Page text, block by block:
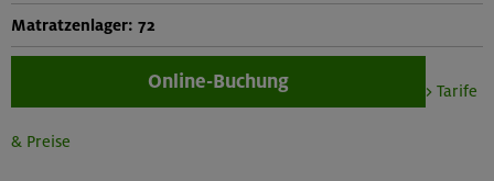
Matratzenlager: 72
Online-Buchung > Tarife
& Preise